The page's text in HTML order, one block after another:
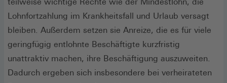
Lohnfortzahlung im Krankheitsfall und Urlaub versagt
bleiben. Außerdem setzen sie Anreize, die es für viele
geringfügig entlohnte Beschäftigte kurzfristig
unattraktiv machen, ihre Beschäftigung auszuweiten.
Dadurch ergeben sich insbesondere bei verheirateten